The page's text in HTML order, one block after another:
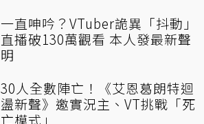
一直呻吟？VTuber詭異「抖動」
直播破130萬觀看 本人發最新聲
明
30人全數陣亡！《艾恩葛朗特迴
盪新聲》邀實況主、VT挑戰「死
亡模式」